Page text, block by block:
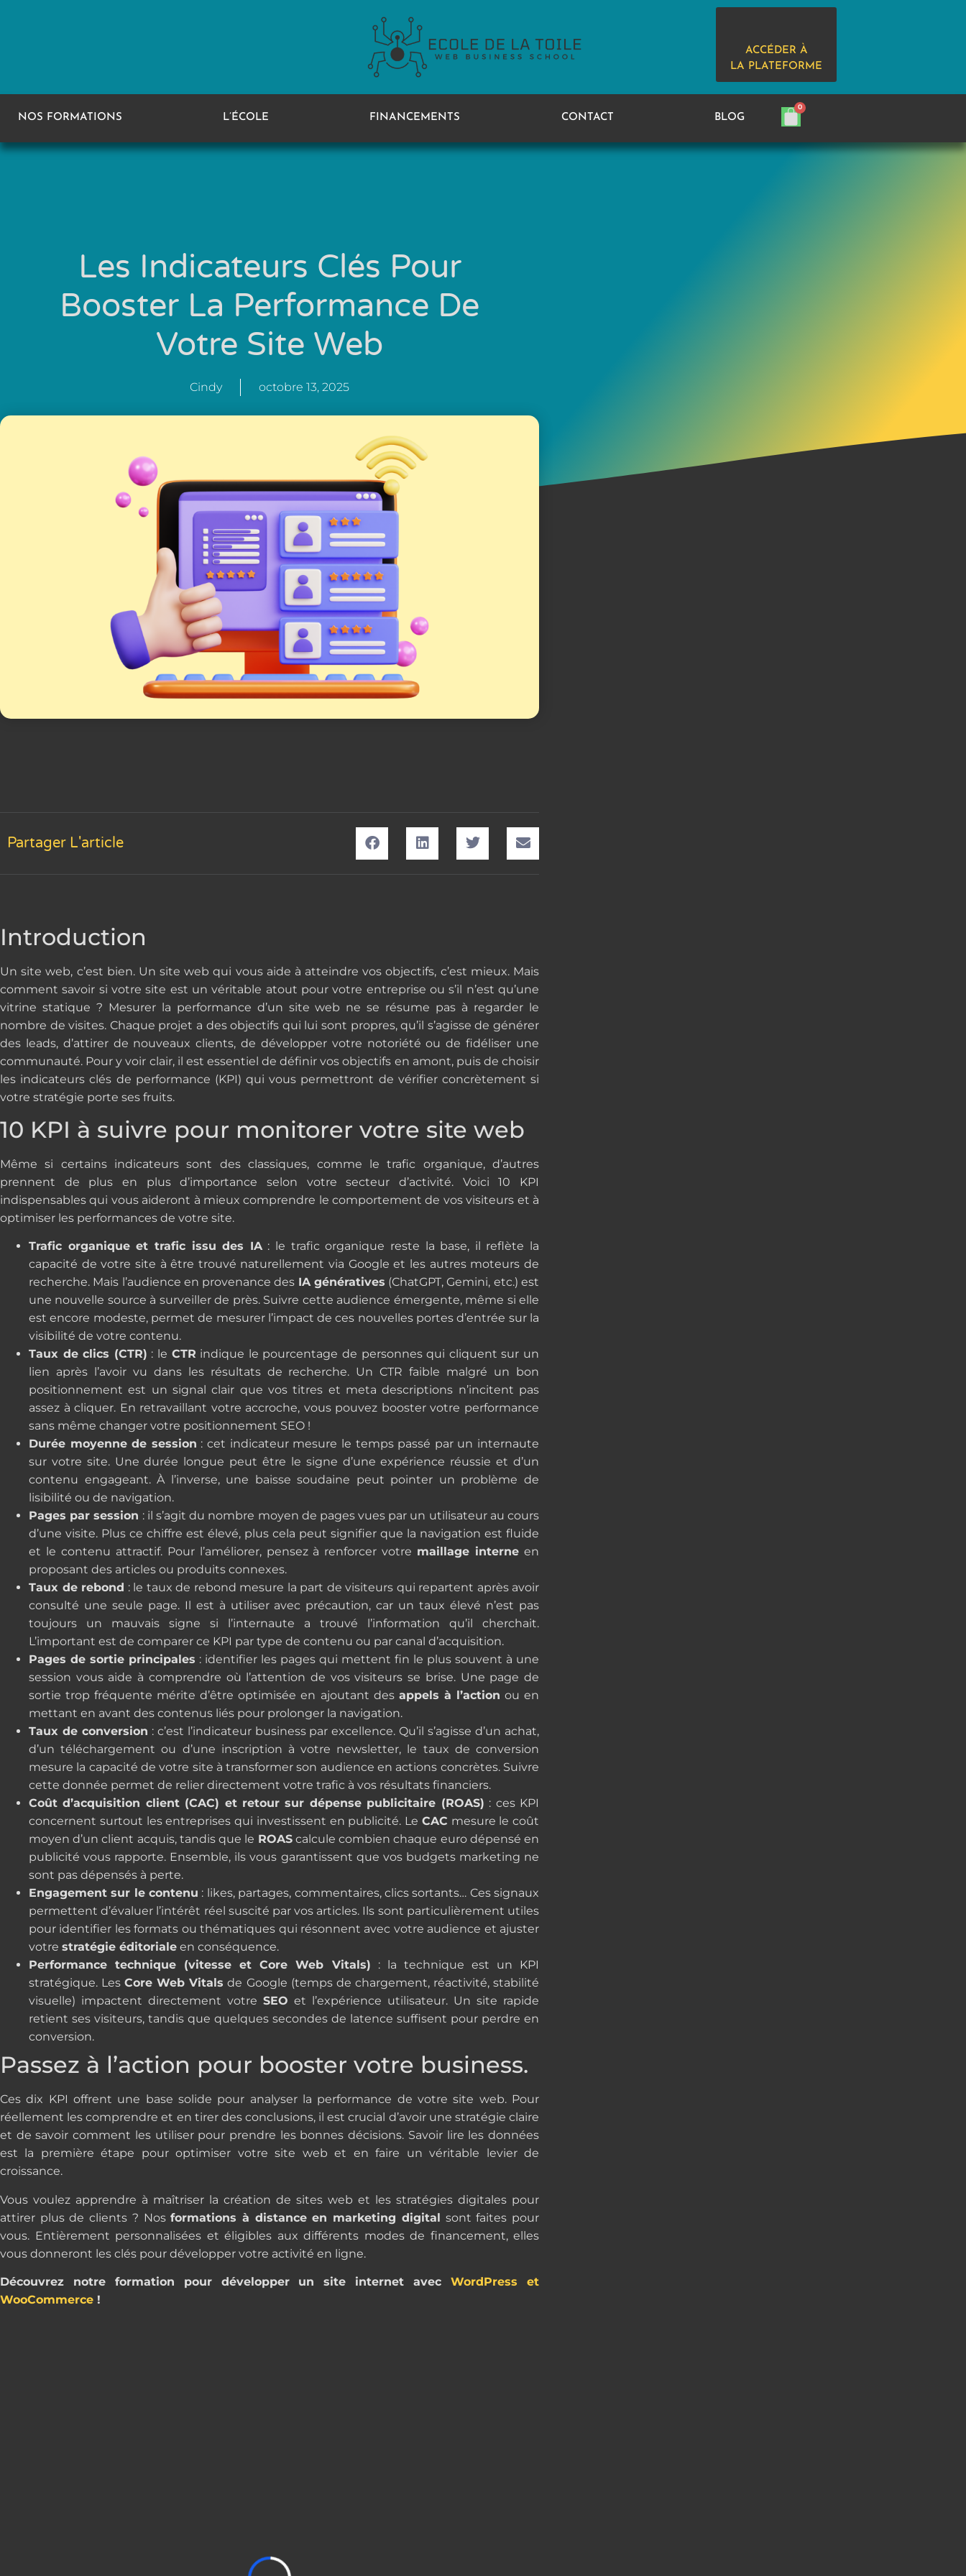
ACCÉDER À
LA PLATEFORME
NOS FORMATIONS L’ÉCOLE FINANCEMENTS CONTACT BLOG
Les Indicateurs Clés Pour
Booster La Performance De
Votre Site Web
Cindy octobre 13, 2025
Partager L'article
Introduction
Un site web, c’est bien. Un site web qui vous aide à atteindre vos objectifs, c’est mieux. Mais
comment savoir si votre site est un véritable atout pour votre entreprise ou s’il n’est qu’une
vitrine statique ? Mesurer la performance d’un site web ne se résume pas à regarder le
nombre de visites. Chaque projet a des objectifs qui lui sont propres, qu’il s’agisse de générer
des leads, d’attirer de nouveaux clients, de développer votre notoriété ou de fidéliser une
communauté. Pour y voir clair, il est essentiel de définir vos objectifs en amont, puis de choisir
les indicateurs clés de performance (KPI) qui vous permettront de vérifier concrètement si
votre stratégie porte ses fruits.
10 KPI à suivre pour monitorer votre site web
Même si certains indicateurs sont des classiques, comme le trafic organique, d’autres
prennent de plus en plus d’importance selon votre secteur d’activité. Voici 10 KPI
indispensables qui vous aideront à mieux comprendre le comportement de vos visiteurs et à
optimiser les performances de votre site.
Trafic organique et trafic issu des IA: le trafic organique reste la base, il reflète la
capacité de votre site à être trouvé naturellement via Google et les autres moteurs de
recherche. Mais l’audience en provenance des IA génératives (ChatGPT, Gemini, etc.) est
une nouvelle source à surveiller de près. Suivre cette audience émergente, même si elle
est encore modeste, permet de mesurer l’impact de ces nouvelles portes d’entrée sur la
visibilité de votre contenu.
Taux de clics (CTR) : le CTR indique le pourcentage de personnes qui cliquent sur un
lien après l’avoir vu dans les résultats de recherche. Un CTR faible malgré un bon
positionnement est un signal clair que vos titres et meta descriptions n’incitent pas
assez à cliquer. En retravaillant votre accroche, vous pouvez booster votre performance
sans même changer votre positionnement SEO !
Durée moyenne de session : cet indicateur mesure le temps passé par un internaute
sur votre site. Une durée longue peut être le signe d’une expérience réussie et d’un
contenu engageant. À l’inverse, une baisse soudaine peut pointer un problème de
lisibilité ou de navigation.
Pages par session : il s’agit du nombre moyen de pages vues par un utilisateur au cours
d’une visite. Plus ce chiffre est élevé, plus cela peut signifier que la navigation est fluide
et le contenu attractif. Pour l’améliorer, pensez à renforcer votre maillage interne en
proposant des articles ou produits connexes.
Taux de rebond : le taux de rebond mesure la part de visiteurs qui repartent après avoir
consulté une seule page. Il est à utiliser avec précaution, car un taux élevé n’est pas
toujours un mauvais signe si l’internaute a trouvé l’information qu’il cherchait.
L’important est de comparer ce KPI par type de contenu ou par canal d’acquisition.
Pages de sortie principales : identifier les pages qui mettent fin le plus souvent à une
session vous aide à comprendre où l’attention de vos visiteurs se brise. Une page de
sortie trop fréquente mérite d’être optimisée en ajoutant des appels à l’action ou en
mettant en avant des contenus liés pour prolonger la navigation.
Taux de conversion : c’est l’indicateur business par excellence. Qu’il s’agisse d’un achat,
d’un téléchargement ou d’une inscription à votre newsletter, le taux de conversion
mesure la capacité de votre site à transformer son audience en actions concrètes. Suivre
cette donnée permet de relier directement votre trafic à vos résultats financiers.
Coût d’acquisition client (CAC) et retour sur dépense publicitaire (ROAS) : ces KPI
concernent surtout les entreprises qui investissent en publicité. Le CAC mesure le coût
moyen d’un client acquis, tandis que le ROAScalcule combien chaque euro dépensé en
publicité vous rapporte. Ensemble, ils vous garantissent que vos budgets marketing ne
sont pas dépensés à perte.
Engagement sur le contenu : likes, partages, commentaires, clics sortants… Ces signaux
permettent d’évaluer l’intérêt réel suscité par vos articles. Ils sont particulièrement utiles
pour identifier les formats ou thématiques qui résonnent avec votre audience et ajuster
votre stratégie éditoriale en conséquence.
Performance technique (vitesse et Core Web Vitals) : la technique est un KPI
stratégique. LesCore Web Vitals de Google (temps de chargement, réactivité, stabilité
visuelle) impactent directement votre SEO et l’expérience utilisateur. Un site rapide
retient ses visiteurs, tandis que quelques secondes de latence suffisent pour perdre en
conversion.
Passez à l’action pour booster votre business.
Ces dix KPI offrent une base solide pour analyser la performance de votre site web. Pour
réellement les comprendre et en tirer des conclusions, il est crucial d’avoir une stratégie claire
et de savoir comment les utiliser pour prendre les bonnes décisions. Savoir lire les données
est la première étape pour optimiser votre site web et en faire un véritable levier de
croissance.
Vous voulez apprendre à maîtriser la création de sites web et les stratégies digitales pour
attirer plus de clients ? Nosformations à distance en marketing digital sont faites pour
vous. Entièrement personnalisées et éligibles aux différents modes de financement, elles
vous donneront les clés pour développer votre activité en ligne.
Découvrez notre formation pour développer un site internet avecWordPress et
WooCommerce !